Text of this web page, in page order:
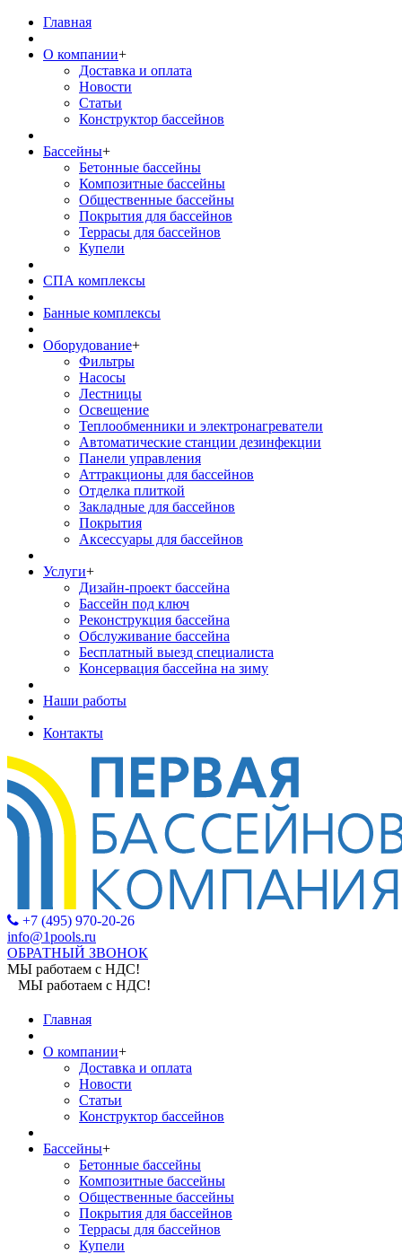
Главная
О компании+
Доставка и оплата
Новости
Статьи
Конструктор бассейнов
Бассейны+
Бетонные бассейны
Композитные бассейны
Общественные бассейны
Покрытия для бассейнов
Террасы для бассейнов
Купели
СПА комплексы
Банные комплексы
Оборудование+
Фильтры
Насосы
Лестницы
Освещение
Теплообменники и электронагреватели
Автоматические станции дезинфекции
Панели управления
Аттракционы для бассейнов
Отделка плиткой
Закладные для бассейнов
Покрытия
Аксессуары для бассейнов
Услуги+
Дизайн-проект бассейна
Бассейн под ключ
Реконструкция бассейна
Обслуживание бассейна
Бесплатный выезд специалиста
Консервация бассейна на зиму
Наши работы
Контакты
+7 (495) 970-20-26
info@1pools.ru
ОБРАТНЫЙ ЗВОНОК
МЫ работаем с НДС!
МЫ работаем с НДС!
Главная
О компании+
Доставка и оплата
Новости
Статьи
Конструктор бассейнов
Бассейны+
Бетонные бассейны
Композитные бассейны
Общественные бассейны
Покрытия для бассейнов
Террасы для бассейнов
Купели